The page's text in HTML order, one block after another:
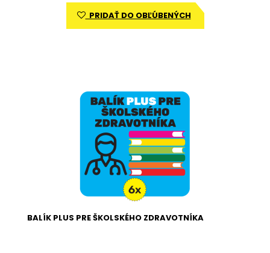
PRIDAŤ DO OBĽÚBENÝCH
BALÍK PLUS PRE ŠKOLSKÉHO ZDRAVOTNÍKA